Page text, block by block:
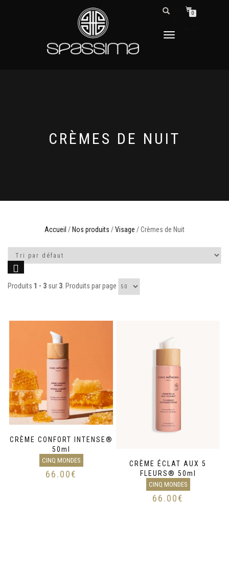
DÉPLIER
DÉTAILS
0
CRÈMES DE NUIT
Accueil / Nos produits /Visage / Crèmes de Nuit
Produits 1 - 3 sur 3. Produits par page
CRÈME CONFORT INTENSE®
50ml
CINQ MONDES
66.00€
CRÈME ÉCLAT AUX 5
FLEURS® 50ml
CINQ MONDES
66.00€